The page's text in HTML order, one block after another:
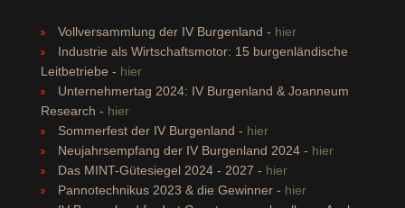
Vollversammlung der IV Burgenland - hier
Industrie als Wirtschaftsmotor: 15 burgenländische
Leitbetriebe - hier
Unternehmertag 2024: IV Burgenland & Joanneum
Research - hier
Sommerfest der IV Burgenland - hier
Neujahrsempfang der IV Burgenland 2024 - hier
Das MINT-Gütesiegel 2024 - 2027 - hier
Pannotechnikus 2023 & die Gewinner - hier